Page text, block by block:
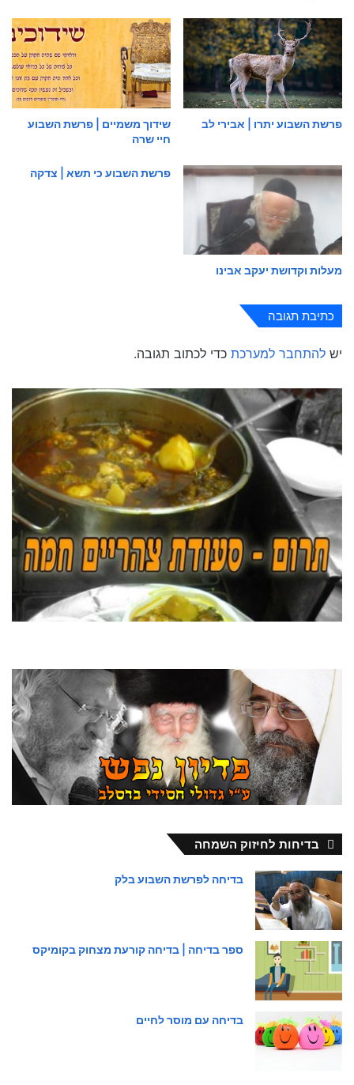
פרשת השבוע יתרו | אבירי לב
שידוך משמיים | פרשת השבוע
חיי שרה
מעלות וקדושת יעקב אבינו
פרשת השבוע כי תשא | צדקה
כתיבת תגובה
יש להתחבר למערכת כדי לכתוב תגובה.
בדיחות לחיזוק השמחה
בדיחה לפרשת השבוע בלק
ספר בדיחה | בדיחה קורעת מצחוק בקומיקס
בדיחה עם מוסר לחיים